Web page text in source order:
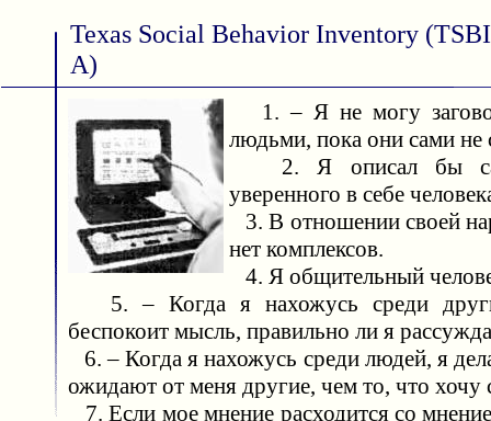
Texas Social Behavior Inventory
A)
1. – Я не могу
людьми, пока они сами не
2. Я описал бы
уверенного в себе
3. В отношении своей
нет комплексов.
4. Я общительный
5. – Когда я нахожусь среди
беспокоит мысль, правильно ли я
6. – Когда я нахожусь среди людей, я
ожидают от меня другие, чем то, что хочу
7. Если мое мнение расходится со